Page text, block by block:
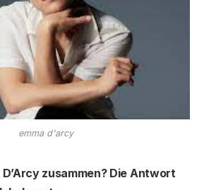
emma d'arcy
zusammen? Die Antwort